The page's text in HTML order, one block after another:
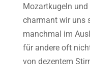
Mozartkugeln
charmant wir uns
manchmal im
für andere oft
von dezentem